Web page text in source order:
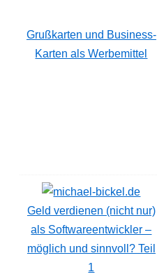
Grußkarten und Business-
Karten als Werbemittel
Geld verdienen (nicht nur)
als Softwareentwickler –
möglich und sinnvoll? Teil
1